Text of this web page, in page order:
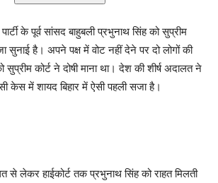
के पूर्व सांसद बाहुबली प्रभुनाथ सिंह को सुप्रीम
सुनाई है। अपने पक्ष में वोट नहीं देने पर दो लोगों की
सुप्रीम कोर्ट ने दोषी माना था। देश की शीर्ष अदालत ने
केस में शायद बिहार में ऐसी पहली सजा है।
से लेकर हाईकोर्ट तक प्रभुनाथ सिंह को राहत मिलती